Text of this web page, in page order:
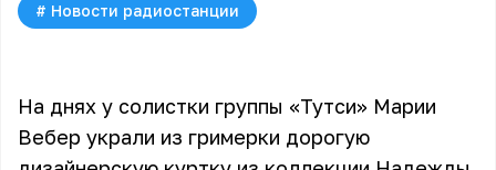
# Новости радиостанции
На днях у солистки группы «Тутси» Марии
Вебер украли из гримерки дорогую